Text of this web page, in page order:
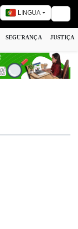
LINGUA
SEGURANÇA JUSTIÇA